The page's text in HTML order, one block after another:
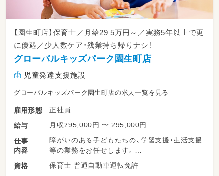
【園生町店】保育士／月給29.5万円～／実務5年以上で更
に優遇／少人数ケア・残業持ち帰りナシ！
グローバルキッズパーク園生町店
児童発達支援施設
グローバルキッズパーク園生町店の求人一覧を見る
雇用形態
正社員
給与
月収295,000円 〜 295,000円
仕事
内容
障がいのある子どもたちの、学習支援・生活支援
等の業務をお任せします。
・少人数保育で１名につき２～３名対応
資格 保育士 普通自動車運転免許